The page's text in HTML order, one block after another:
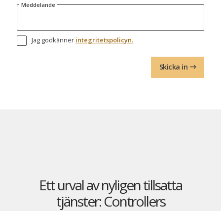
Meddelande
Jag godkänner integritetspolicyn.
Skicka in
Ett urval av nyligen tillsatta
tjänster: Controllers